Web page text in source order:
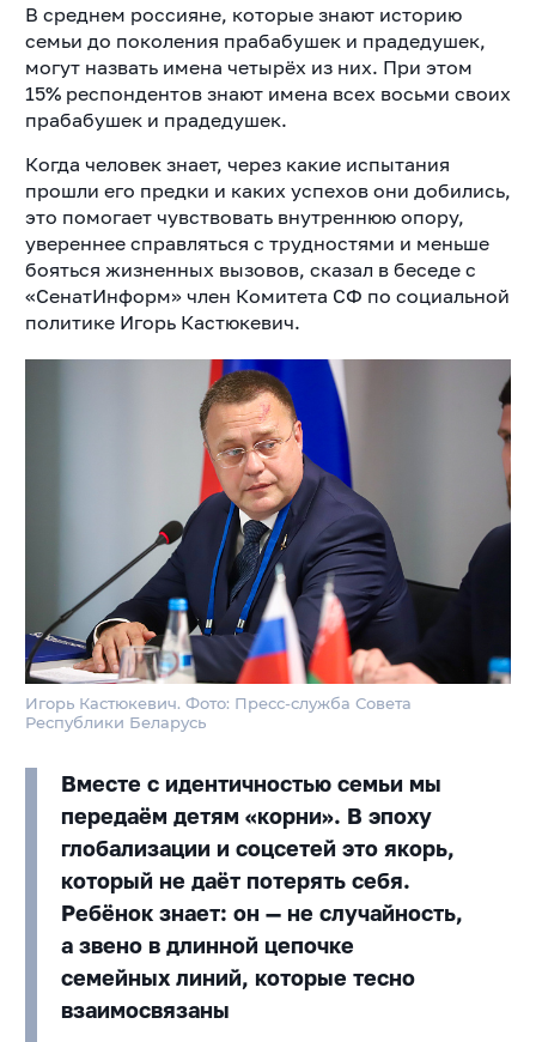
В среднем россияне, которые знают историю
семьи до поколения прабабушек и прадедушек,
могут назвать имена четырёх из них. При этом
15% респондентов знают имена всех восьми своих
прабабушек и прадедушек.
Когда человек знает, через какие испытания
прошли его предки и каких успехов они добились,
это помогает чувствовать внутреннюю опору,
увереннее справляться с трудностями и меньше
бояться жизненных вызовов, сказал в беседе с
«СенатИнформ» член Комитета СФ по социальной
политике Игорь Кастюкевич.
Игорь Кастюкевич. Фото: Пресс-служба Совета
Республики Беларусь
Вместе с идентичностью семьи мы
передаём детям «корни». В эпоху
глобализации и соцсетей это якорь,
который не даёт потерять себя.
Ребёнок знает: он — не случайность,
а звено в длинной цепочке
семейных линий, которые тесно
взаимосвязаны